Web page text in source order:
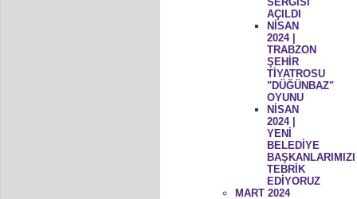
AÇILDI
NİSAN
2024 |
TRABZON
ŞEHİR
TİYATROSU
"DÜĞÜNBAZ"
OYUNU
NİSAN
2024 |
YENİ
BELEDİYE
BAŞKANLARIMIZI
TEBRİK
EDİYORUZ
MART 2024